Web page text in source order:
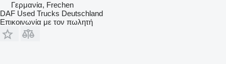
Γερμανία, Frechen
DAF Used Trucks Deutschland
Επικοινωνία με τον πωλητή